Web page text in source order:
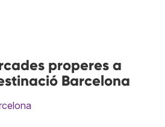
properes a
Barcelona